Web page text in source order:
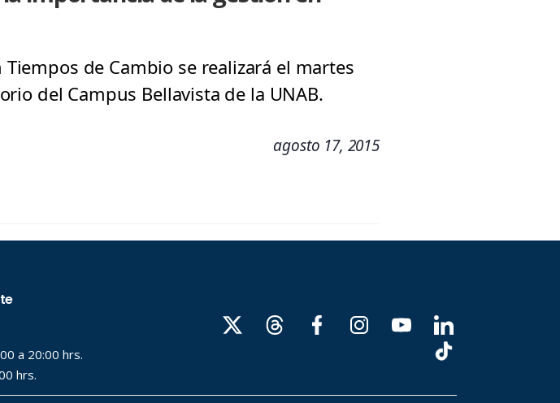
de Cambio se realizará el martes
del Campus Bellavista de la UNAB.
agosto 17, 2015